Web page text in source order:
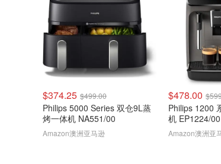
$374.25 $499.00
Philips 5000 Series 双仓9L蒸
烤一体机 NA551/00
Amazon澳洲亚马逊
$478.00
Philips 1200
机 EP1224/00
Amazon澳洲亚